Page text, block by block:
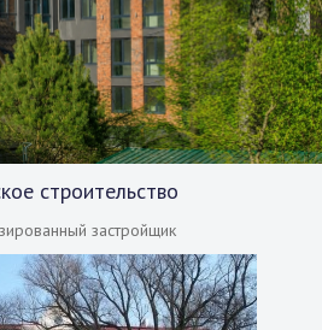
строительство
застройщик